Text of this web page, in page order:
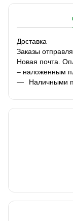
Доставка
Заказы
Новая почта.
– наложенным
Наличными